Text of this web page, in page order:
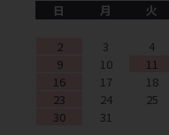
日
月 火
2
3 4
9
10 11
16
17 18
23
24 25
30
31